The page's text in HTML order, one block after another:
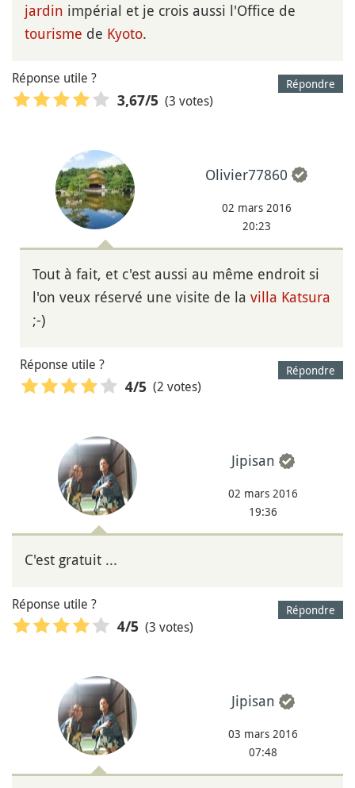
jardin impérial et je crois aussi l'Office de
tourisme de Kyoto.
Répondre
Réponse utile ?
3,67/5 (3 votes)
Olivier77860
02 mars 2016
20:23
Tout à fait, et c'est aussi au même endroit si
l'on veux réservé une visite de la villa Katsura
;-)
Répondre
Réponse utile ?
4/5 (2 votes)
Jipisan
02 mars 2016
19:36
C'est gratuit ...
Répondre
Réponse utile ?
4/5 (3 votes)
Jipisan
03 mars 2016
07:48